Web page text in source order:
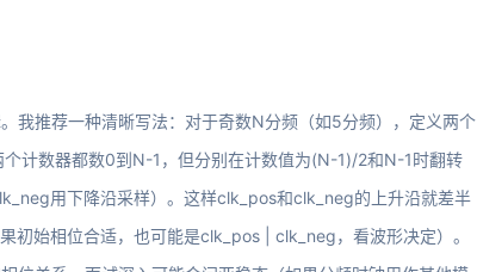
我推荐一种清晰写法：对于奇数N分频（如5分频），定义两个
计数器都数0到N-1，但分别在计数值为(N-1)/2和N-1时翻转
用下降沿采样）。这样clk_pos和clk_neg的上升沿就差半
始相位合适，也可能是clk_pos | clk_neg，看波形决定）。